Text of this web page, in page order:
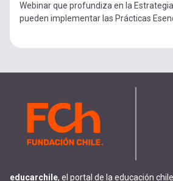
Webinar que profundiza en la
pueden implementar las Prácticas
educarchile, el portal de la educación